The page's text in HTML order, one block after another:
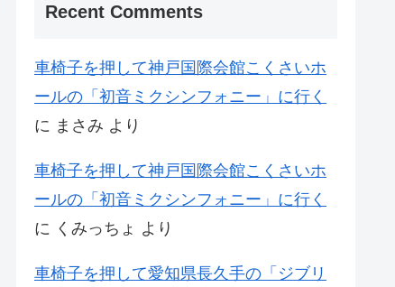
Recent Comments
車椅子を押して神戸国際会館こくさいホ
ールの「初音ミクシンフォニー」に行く
に まさみ より
車椅子を押して神戸国際会館こくさいホ
ールの「初音ミクシンフォニー」に行く
に くみっちょ より
車椅子を押して愛知県長久手の「ジブリ